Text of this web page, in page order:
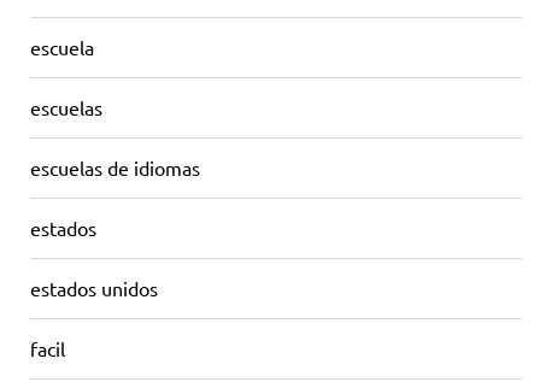
escuela
escuelas
escuelas de idiomas
estados
estados unidos
facil